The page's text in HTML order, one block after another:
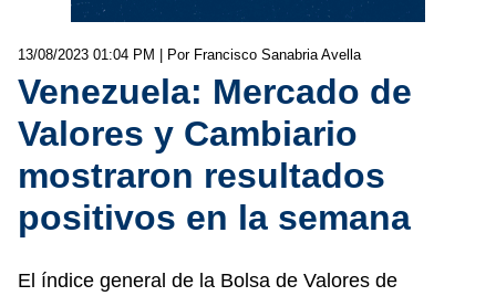
13/08/2023 01:04 PM | Por Francisco Sanabria Avella
Venezuela: Mercado de
Valores y Cambiario
mostraron resultados
positivos en la semana
El índice general de la Bolsa de Valores de